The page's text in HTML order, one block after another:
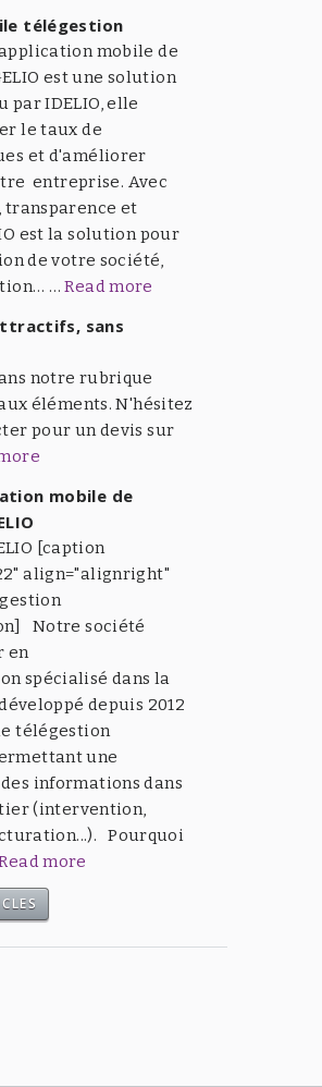
télégestion
application mobile de
est une solution
par IDELIO, elle
le taux de
et d'améliorer
entreprise. Avec
et
est la solution pour
de votre société,
…Read more
sans
notre rubrique
éléments. N'hésitez
pour un devis sur
mobile de
[caption
align="alignright"
Notre société
en
spécialisé dans la
depuis 2012
télégestion
une
informations dans
(intervention,
Pourquoi
more